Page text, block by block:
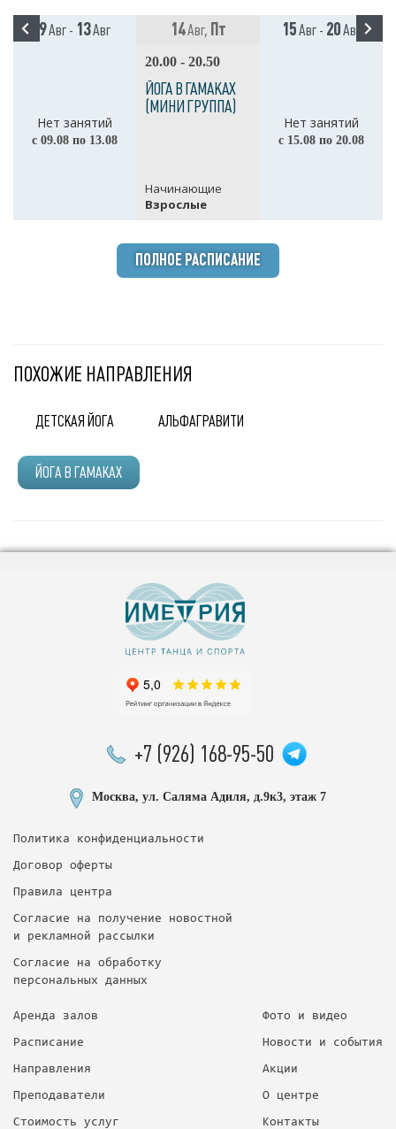
9Авг - 13Авг 14Авг, Пт 15Авг - 20Авг
Нет занятий
с 09.08 по 13.08
20.00 - 20.50
ЙОГА В ГАМАКАХ
(МИНИ ГРУППА)
Начинающие
Взрослые
Нет занятий
с 15.08 по 20.08
ПОЛНОЕ РАСПИСАНИЕ
ПОХОЖИЕ НАПРАВЛЕНИЯ
ДЕТСКАЯ ЙОГА АЛЬФАГРАВИТИ
ЙОГА В ГАМАКАХ
+7 (926) 168-95-50
Москва, ул. Саляма Адиля, д.9к3, этаж 7
Политика конфиденциальности
Договор оферты
Правила центра
Согласие на получение новостной
и рекламной рассылки
Согласие на обработку
персональных данных
Аренда залов
Расписание
Направления
Преподаватели
Стоимость услуг
Фото и видео
Новости и события
Акции
О центре
Контакты